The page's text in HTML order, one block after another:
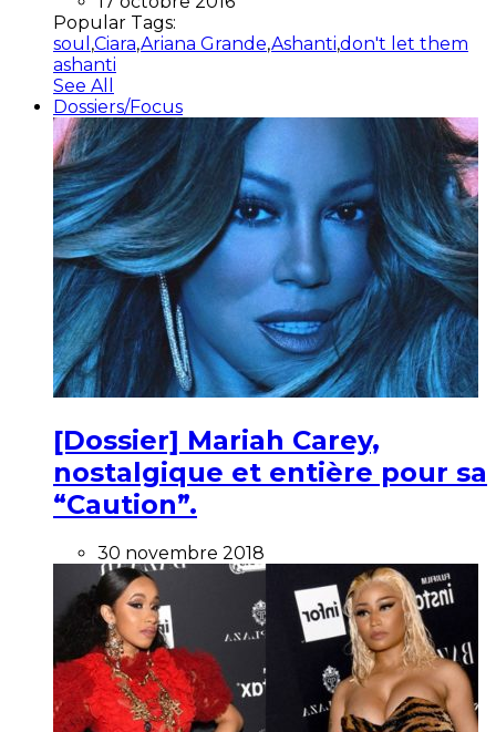
Popular Tags:
soul ,Ciara,Ariana Grande,Ashanti,don't let them
ashanti
See All
Dossiers/Focus
[Dossier] Mariah Carey,
nostalgique et entière pour sa
“Caution”.
30 novembre 2018